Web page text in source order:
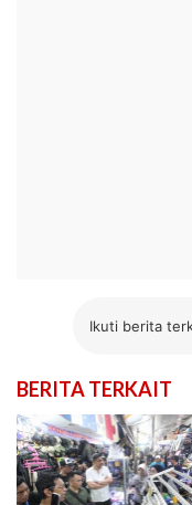
Ikuti berita
BERITA TERKAIT